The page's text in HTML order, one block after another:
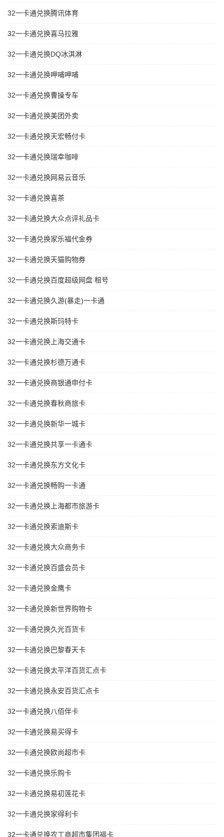
32一卡通兑换腾讯体育
32一卡通兑换喜马拉雅
32一卡通兑换DQ冰淇淋
32一卡通兑换呷哺呷哺
32一卡通兑换曹操专车
32一卡通兑换美团外卖
32一卡通兑换天宏畅付卡
32一卡通兑换瑞幸咖啡
32一卡通兑换网易云音乐
32一卡通兑换喜茶
32一卡通兑换大众点评礼品卡
32一卡通兑换家乐福代金券
32一卡通兑换天猫购物券
32一卡通兑换百度超级网盘 租号
32一卡通兑换久游(暴走)一卡通
32一卡通兑换斯玛特卡
32一卡通兑换上海交通卡
32一卡通兑换杉德万通卡
32一卡通兑换商银通申付卡
32一卡通兑换春秋商旅卡
32一卡通兑换新华一城卡
32一卡通兑换共享一卡通卡
32一卡通兑换东方文化卡
32一卡通兑换畅购一卡通
32一卡通兑换上海都市旅游卡
32一卡通兑换索迪斯卡
32一卡通兑换大众商务卡
32一卡通兑换百盛会员卡
32一卡通兑换金鹰卡
32一卡通兑换新世界购物卡
32一卡通兑换久光百货卡
32一卡通兑换巴黎春天卡
32一卡通兑换太平洋百货汇点卡
32一卡通兑换永安百货汇点卡
32一卡通兑换八佰伴卡
32一卡通兑换易买得卡
32一卡通兑换欧尚超市卡
32一卡通兑换乐购卡
32一卡通兑换易初莲花卡
32一卡通兑换家得利卡
32一卡通兑换农工商超市集团福卡